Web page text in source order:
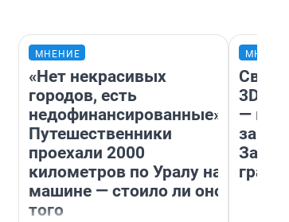
МНЕНИЕ
«Нет некрасивых
городов, есть
недофинансированные».
Путешественники
проехали 2000
километров по Уралу на
машине — стоило ли оно
того
— как